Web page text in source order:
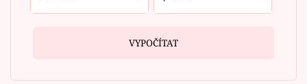
VYPOČÍTAT